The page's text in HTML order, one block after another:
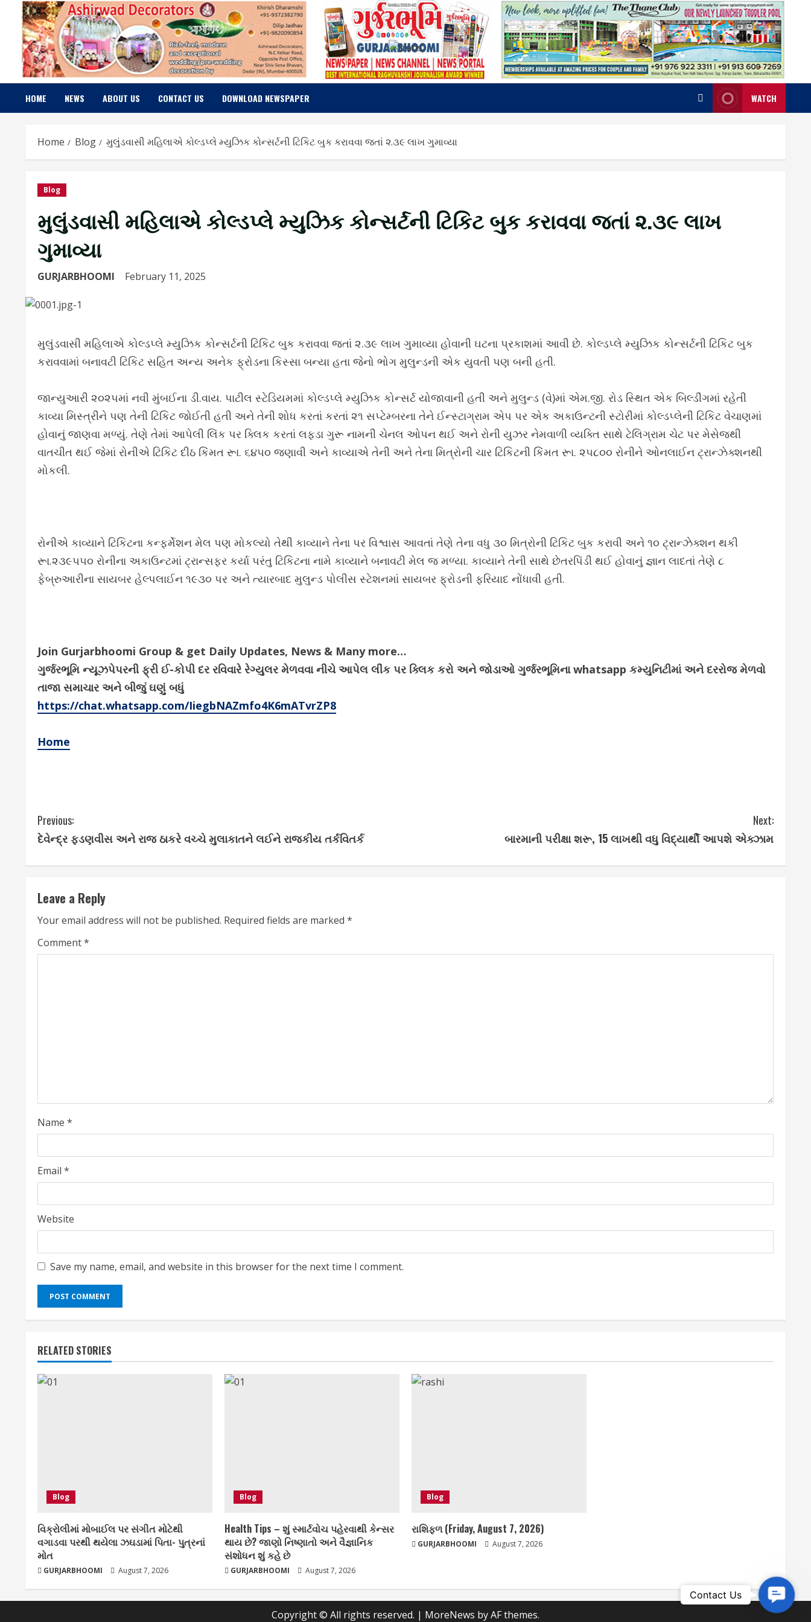
content
HOME NEWS ABOUT US CONTACT US DOWNLOAD NEWSPAPER WATCH
Home Blog મુલુંડવાસી મહિલાએ કોલ્ડપ્લે મ્યુઝિક કોન્સર્ટની ટિકિટ બુક કરાવવા જતાં ૨.૩૯ લાખ ગુમાવ્યા
Blog
મુલુંડવાસી મહિલાએ કોલ્ડપ્લે મ્યુઝિક કોન્સર્ટની ટિકિટ બુક કરાવવા જતાં ૨.૩૯ લાખ
ગુમાવ્યા
GURJARBHOOMI February 11, 2025
મુલુંડવાસી મહિલાએ કોલ્ડપ્લે મ્યુઝિક કોન્સર્ટની ટિકિટ બુક કરાવવા જતાં ૨.૩૯ લાખ ગુમાવ્યા હોવાની ઘટના પ્રકાશમાં આવી છે. કોલ્ડપ્લે મ્યુઝિક કોન્સર્ટની ટિકિટ બુક
કરાવવામાં બનાવટી ટિકિટ સહિત અન્ય અનેક ફ્રોડના કિસ્સા બન્યા હતા જેનો ભોગ મુલુન્ડની એક યુવતી પણ બની હતી.
જાન્યુઆરી ૨૦૨૫માં નવી મુંબઈના ડી.વાય. પાટીલ સ્ટેડિયમમાં કોલ્ડપ્લે મ્યુઝિક કોન્સર્ટ યોજાવાની હતી અને મુલુન્ડ (વે)માં એમ.જી. રોડ સ્થિત એક બિલ્ડીંગમાં રહેતી
કાવ્યા મિસ્ત્રીને પણ તેની ટિકિટ જોઈતી હતી અને તેની શોધ કરતાં કરતાં ૨૧ સપ્ટેમ્બરના તેને ઈન્સ્ટાગ્રામ એપ પર એક અકાઉન્ટની સ્ટોરીમાં કોલ્ડપ્લેની ટિકિટ વેચાણમાં
હોવાનું જાણવા મળ્યું. તેણે તેમાં આપેલી લિંક પર ક્લિક કરતાં લફડા ગુરૂ નામની ચેનલ ઓપન થઈ અને રોની યુઝર નેમવાળી વ્યક્તિ સાથે ટેલિગ્રામ ચેટ પર મેસેજથી
વાતચીત થઈ જેમાં રોનીએ ટિકિટ દીઠ કિંમત રૂા. ૬૪૫૦ જણાવી અને કાવ્યાએ તેની અને તેના મિત્રોની ચાર ટિકિટની કિંમત રૂા. ૨૫૮૦૦ રોનીને ઓનલાઈન ટ્રાન્ઝેક્શનથી
મોકલી.
રોનીએ કાવ્યાને ટિકિટના કન્ફર્મેશન મેલ પણ મોકલ્યો તેથી કાવ્યાને તેના પર વિશ્વાસ આવતાં તેણે તેના વધુ ૩૦ મિત્રોની ટિકિટ બુક કરાવી અને ૧૦ ટ્રાન્ઝેક્શન થકી
રૂા.૨૩૯૫૫૦ રોનીના અકાઉન્ટમાં ટ્રાન્સફર કર્યા પરંતુ ટિકિટના નામે કાવ્યાને બનાવટી મેલ જ મળ્યા. કાવ્યાને તેની સાથે છેતરપિંડી થઈ હોવાનું જ્ઞાન લાદતાં તેણે ૮
ફેબ્રુઆરીના સાયબર હેલ્પલાઈન ૧૯૩૦ પર અને ત્યારબાદ મુલુન્ડ પોલીસ સ્ટેશનમાં સાયબર ફ્રોડની ફરિયાદ નોંધાવી હતી.
Join Gurjarbhoomi Group & get Daily Updates, News & Many more…
ગુર્જરભૂમિ ન્યૂઝપેપરની ફ્રી ઈ-કોપી દર રવિવારે રેગ્યુલર મેળવવા નીચે આપેલ લીંક પર ક્લિક કરો અને જોડાઓ ગુર્જરભૂમિના whatsapp કમ્યુનિટીમાં અને દરરોજ મેળવો
તાજા સમાચાર અને બીજું ઘણું બધું
https://chat.whatsapp.com/IiegbNAZmfo4K6mATvrZP8
Home
C
o
n
t
i
n
d
i
n
g
Previous:
દેવેન્દ્ર ફડણવીસ અને રાજ ઠાકરે વચ્ચે મુલાકાતને લઈને રાજકીય તર્કવિતર્ક
Next:
બારમાની પરીક્ષા શરૂ, 15 લાખથી વધુ વિદ્યાર્થી આપશે એક્ઝામ
Leave a Reply
Your email address will not be published. Required fields are marked *
Comment*
Name *
Email *
Website
Save my name, email, and website in this browser for the next time I comment.
RELATED STORIES
Blog
વિક્રોલીમાં મોબાઈલ પર સંગીત મોટેથી
વગાડવા પરથી થયેલા ઝઘડામાં પિતા- પુત્રનાં
મોત
GURJARBHOOMI August 7, 2026
Blog
Health Tips – શું સ્માર્ટવોચ પહેરવાથી કેન્સર
થાય છે? જાણો નિષ્ણાતો અને વૈજ્ઞાનિક
સંશોધન શું કહે છે
GURJARBHOOMI August 7, 2026
Blog
રાશિફળ (Friday, August 7, 2026)
GURJARBHOOMI August 7, 2026
Copyright © All rights reserved. | MoreNews by AF themes.
Us
Contact Us